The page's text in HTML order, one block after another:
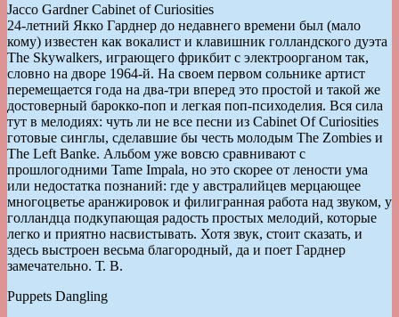
Jacco Gardner Cabinet of Curiosities
24-летний Якко Гарднер до недавнего времени был (мало
кому) известен как вокалист и клавишник голландского дуэта
The Skywalkers, играющего фрикбит с электроорганом так,
словно на дворе 1964-й. На своем первом сольнике артист
перемещается года на два-три вперед это простой и такой же
достоверный барокко-поп и легкая поп-психоделия. Вся сила
тут в мелодиях: чуть ли не все песни из Cabinet Of Curiosities
готовые синглы, сделавшие бы честь молодым The Zombies и
The Left Banke. Альбом уже вовсю сравнивают с
прошлогодними Tame Impala, но это скорее от лености ума
или недостатка познаний: где у австралийцев мерцающее
многоцветье аранжировок и филигранная работа над звуком, у
голландца подкупающая радость простых мелодий, которые
легко и приятно насвистывать. Хотя звук, стоит сказать, и
здесь выстроен весьма благородный, да и поет Гарднер
замечательно. Т. В.
Puppets Dangling